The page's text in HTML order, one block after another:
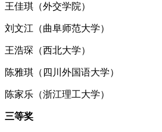
王佳琪（外交学院）
刘文江（曲阜师范大学）
王浩琛（西北大学）
陈雅琪（四川外国语大学）
陈家乐（浙江理工大学）
三等奖